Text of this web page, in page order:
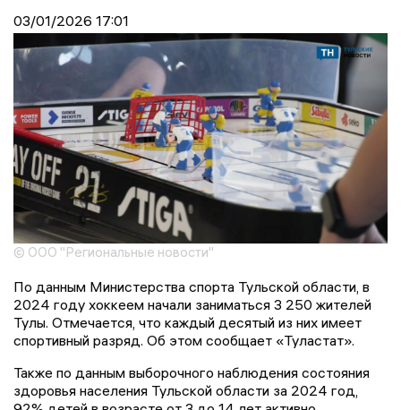
03/01/2026 17:01
© ООО "Региональные новости"
По данным Министерства спорта Тульской области, в
2024 году хоккеем начали заниматься 3 250 жителей
Тулы. Отмечается, что каждый десятый из них имеет
спортивный разряд. Об этом сообщает «Туластат».
Также по данным выборочного наблюдения состояния
здоровья населения Тульской области за 2024 год,